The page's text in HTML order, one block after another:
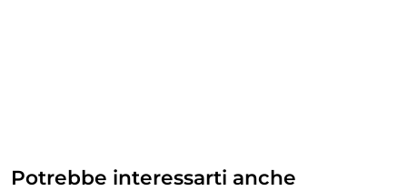
Potrebbe interessarti anche